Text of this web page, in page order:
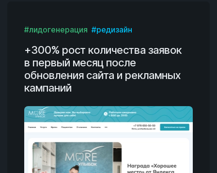
#лидогенерация #редизайн
+300% рост количества заявок
в первый месяц после
обновления сайта и рекламных
кампаний